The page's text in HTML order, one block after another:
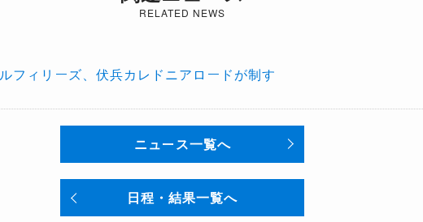
RELATED NEWS
フィリーズ、伏兵カレドニアロードが制す
ニュース一覧へ
日程・結果一覧へ